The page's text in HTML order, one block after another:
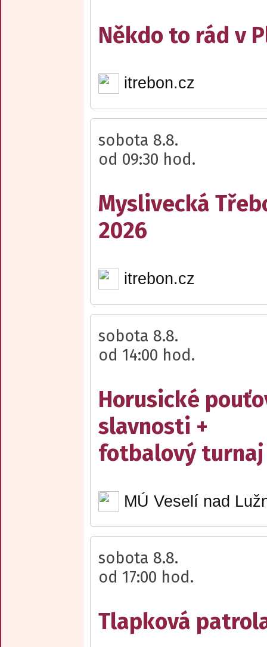
Někdo to rád v
itrebon.cz
sobota 8.8.
od 09:30 hod.
Myslivecká
2026
itrebon.cz
sobota 8.8.
od 14:00 hod.
Horusické
slavnosti +
fotbalový turnaj
MÚ Veselí nad
sobota 8.8.
od 17:00 hod.
Tlapková